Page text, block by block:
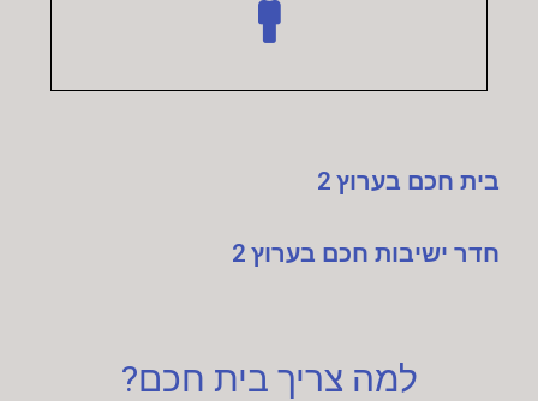
בית חכם בערוץ 2
חדר ישיבות חכם בערוץ 2
למה צריך בית חכם?